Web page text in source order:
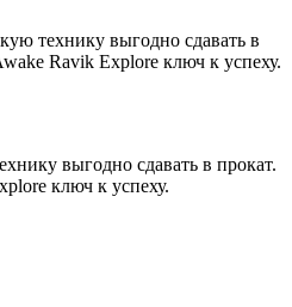
технику выгодно сдавать в
Ravik Explore ключ к успеху.
выгодно сдавать в прокат.
ключ к успеху.